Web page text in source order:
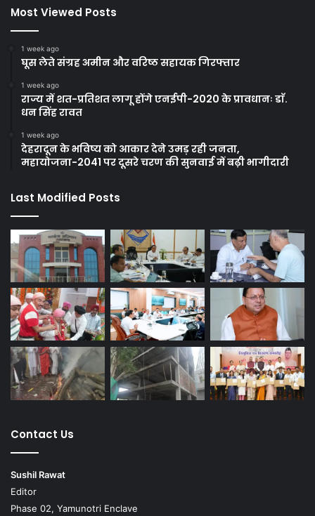
Most Viewed Posts
1 week ago
घूस लेते संग्रह अमीन और वरिष्ठ सहायक गिरफ्तार
1 week ago
राज्य में शत-प्रतिशत लागू होंगे एनईपी-2020 के प्रावधानः डाॅ.
धन सिंह रावत
1 week ago
देहरादून के भविष्य को आकार देने उमड़ रही जनता,
महायोजना-2041 पर दूसरे चरण की सुनवाई में बढ़ी भागीदारी
Last Modified Posts
Contact Us
Sushil Rawat
Editor
Phase 02, Yamunotri Enclave